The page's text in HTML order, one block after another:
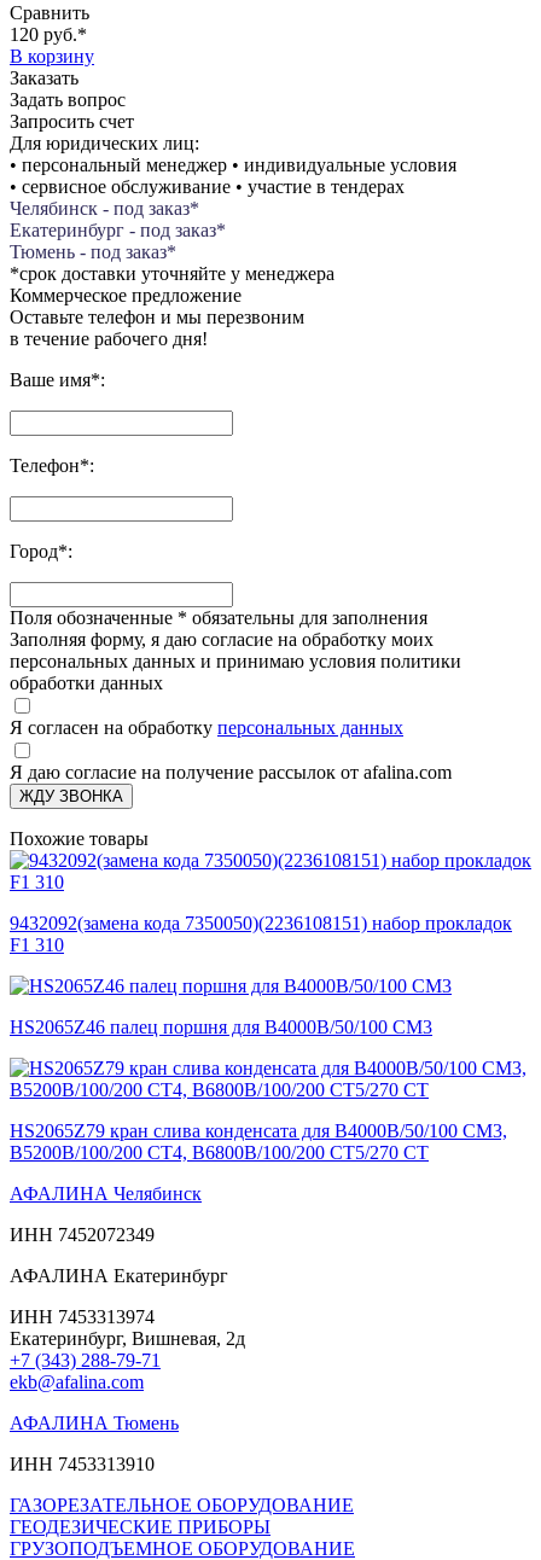
Сравнить
120 руб.*
В корзину
Заказать
Задать вопрос
Запросить счет
Для юридических лиц:
• персональный менеджер • индивидуальные условия
• сервисное обслуживание • участие в тендерах
Челябинск - под заказ*
Екатеринбург - под заказ*
Тюмень - под заказ*
*срок доставки уточняйте у менеджера
Коммерческое предложение
Оставьте телефон и мы перезвоним
в течение рабочего дня!
Ваше имя*:
Телефон*:
Город*:
Поля обозначенные * обязательны для заполнения
Заполняя форму, я даю согласие на обработку моих
персональных данных и принимаю условия политики
обработки данных
Я согласен на обработку персональных данных
Я даю согласие на получение рассылок от afalina.com
ЖДУ ЗВОНКА
Похожие товары
9432092(замена кода 7350050)(2236108151) набор прокладок
F1 310
HS2065Z46 палец поршня для B4000B/50/100 СМ3
HS2065Z79 кран слива конденсата для B4000B/50/100 СМ3,
B5200B/100/200 СТ4, B6800B/100/200 СТ5/270 СТ
АФАЛИНА Челябинск
ИНН 7452072349
АФАЛИНА Екатеринбург
ИНН 7453313974
Екатеринбург, Вишневая, 2д
+7 (343) 288-79-71
ekb@afalina.com
АФАЛИНА Тюмень
ИНН 7453313910
ГАЗОРЕЗАТЕЛЬНОЕ ОБОРУДОВАНИЕ
ГЕОДЕЗИЧЕСКИЕ ПРИБОРЫ
ГРУЗОПОДЪЕМНОЕ ОБОРУДОВАНИЕ